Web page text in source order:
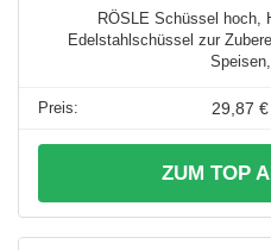
RÖSLE Schüssel hoch,
Edelstahlschüssel zur
29,87 €
ZUM TOP